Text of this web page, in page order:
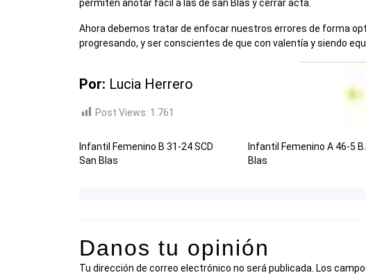
permiten anotar fácil a las de san Blas y cerrar acta.
Ahora debemos tratar de enfocar nuestros errores de forma
progresando, y ser conscientes de que con valentía y siendo
Por: Lucia Herrero
Post Views: 1.761
Infantil Femenino B 31-24 SCD
San Blas
Infantil Femenino A 46-5
Blas
Danos tu opinión
Tu dirección de correo electrónico no será publicada. Los